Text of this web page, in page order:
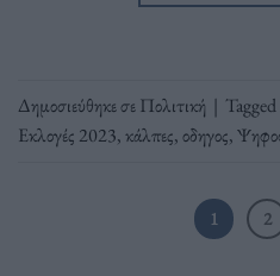
Δημοσιεύθηκε σεΠολιτική | Tagged
Εκλογές 2023,κάλπες,οδηγος,
1 2